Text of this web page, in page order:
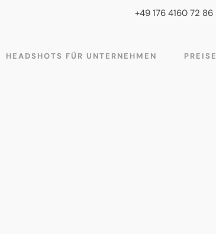
+49 176 4160 72 86
HEADSHOTS FÜR UNTERNEHMEN PREISE